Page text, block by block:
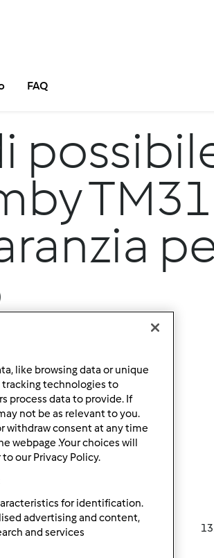
FAQ
pagina:
like browsing data or unique
tracking technologies to
process data to provide. If
not be as relevant to you.
withdraw consent at any time
webpage .Your choices will
our Privacy Policy.
for identification.
advertising and content,
and services